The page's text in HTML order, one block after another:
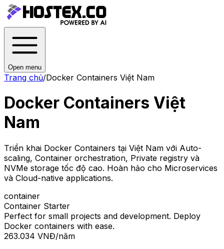
Open menu
Trang chủ/Docker Containers Việt Nam
Docker Containers Việt
Nam
Triển khai Docker Containers tại Việt Nam với Auto-
scaling, Container orchestration, Private registry và
NVMe storage tốc độ cao. Hoàn hảo cho Microservices
và Cloud-native applications.
container
Container Starter
Perfect for small projects and development. Deploy
Docker containers with ease.
263.034 VNĐ/năm